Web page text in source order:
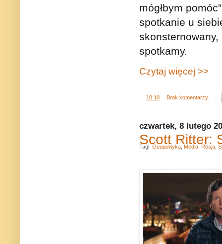
mógłbym
spotkanie u
spotkamy.
Czytaj więcej >>
10:10 Brak komentarzy:
czwartek, 8 lutego
Scott Ritter:
Tagi: Geopolityka Media Rosja